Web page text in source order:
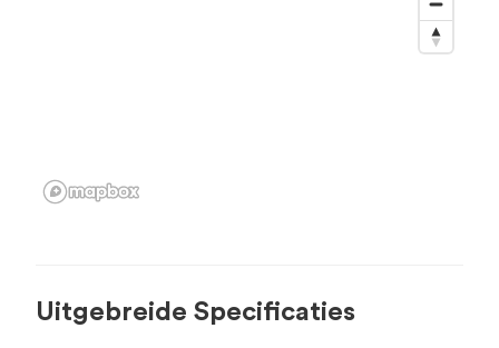
Uitgebreide Specificaties